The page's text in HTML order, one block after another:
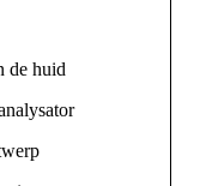
de huid